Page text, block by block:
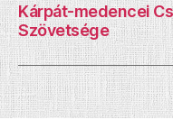
Kárpát-medencei
Szövetsége